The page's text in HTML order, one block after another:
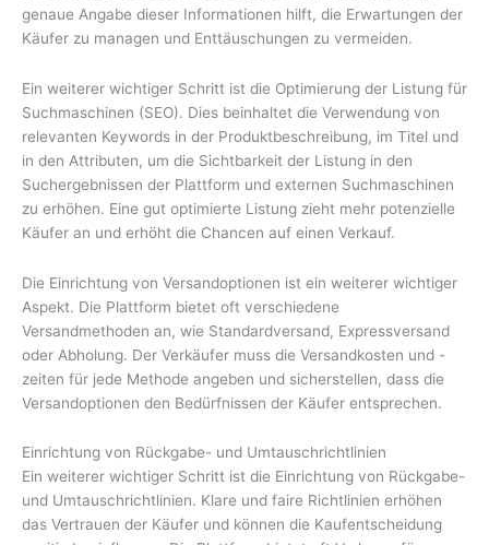
genaue Angabe dieser Informationen hilft, die Erwartungen der
Käufer zu managen und Enttäuschungen zu vermeiden.
Ein weiterer wichtiger Schritt ist die Optimierung der Listung für
Suchmaschinen (SEO). Dies beinhaltet die Verwendung von
relevanten Keywords in der Produktbeschreibung, im Titel und
in den Attributen, um die Sichtbarkeit der Listung in den
Suchergebnissen der Plattform und externen Suchmaschinen
zu erhöhen. Eine gut optimierte Listung zieht mehr potenzielle
Käufer an und erhöht die Chancen auf einen Verkauf.
Die Einrichtung von Versandoptionen ist ein weiterer wichtiger
Aspekt. Die Plattform bietet oft verschiedene
Versandmethoden an, wie Standardversand, Expressversand
oder Abholung. Der Verkäufer muss die Versandkosten und -
zeiten für jede Methode angeben und sicherstellen, dass die
Versandoptionen den Bedürfnissen der Käufer entsprechen.
Einrichtung von Rückgabe- und Umtauschrichtlinien
Ein weiterer wichtiger Schritt ist die Einrichtung von Rückgabe-
und Umtauschrichtlinien. Klare und faire Richtlinien erhöhen
das Vertrauen der Käufer und können die Kaufentscheidung